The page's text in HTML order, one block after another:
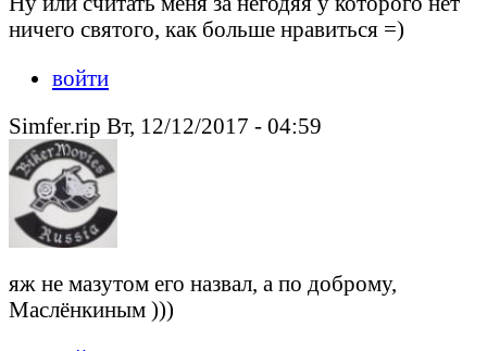
ничего святого, как больше нравиться =)
войти
Simfer.rip Вт, 12/12/2017 - 04:59
яж не мазутом его назвал, а по доброму,
Маслёнкиным )))